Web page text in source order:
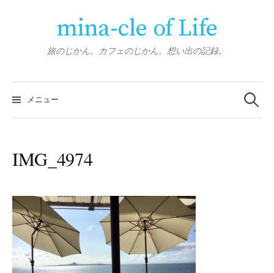
キ
ッ
mina-cle of Life
旅のじかん。カフェのじかん。想い出の記録。
メニュー
索:
IMG_4974